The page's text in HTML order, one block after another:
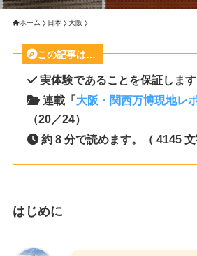
ホーム 日本 大阪
この記事は…
実体験であることを保証します
連載「大阪・関西万博現地レ
（20／24）
約 8 分で読めます。（ 4145 文
はじめに